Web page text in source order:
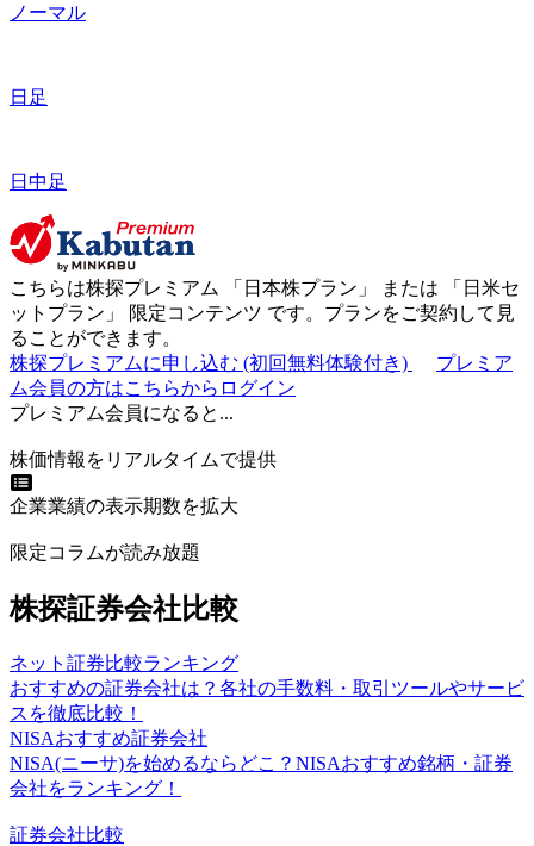
ノーマル
日足
日中足
こちらは株探プレミアム 「 日本株プラン 」 または 「 日米セ
ットプラン 」 限定コンテンツ です。プランをご契約して見
ることができます。
株探プレミアムに申し込む (初回無料体験付き)
プレミア
ム会員の方はこちらからログイン
プレミアム会員になると...
株価情報をリアルタイムで提供
企業業績の表示期数を拡大
限定コラムが読み放題
株探証券会社比較
ネット証券比較ランキング
おすすめの証券会社は？各社の手数料・取引ツールやサービ
スを徹底比較！
NISAおすすめ証券会社
NISA(ニーサ)を始めるならどこ？NISAおすすめ銘柄・証券
会社をランキング！
証券会社比較